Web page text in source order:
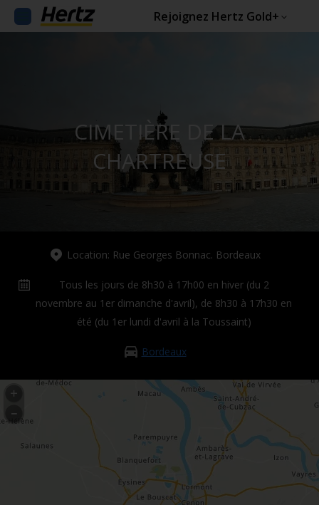
Rejoignez Hertz Gold+
CIMETIÈRE DE LA
CHARTREUSE
Location: Rue Georges Bonnac. Bordeaux
Tous les jours de 8h30 à 17h00 en hiver (du 2
novembre au 1er dimanche d'avril), de 8h30 à 17h30 en
été (du 1er lundi d'avril à la Toussaint)
Bordeaux